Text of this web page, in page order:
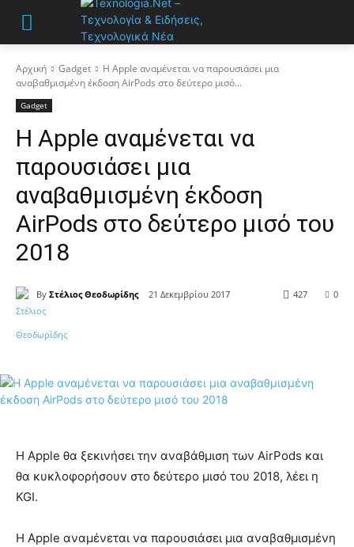
Αρχική Gadget
Η Apple αναμένεται να παρουσιάσει μια
αναβαθμισμένη έκδοση AirPods στο δεύτερο μισό...
Gadget
Η Apple αναμένεται να
παρουσιάσει μια
αναβαθμισμένη έκδοση
AirPods στο δεύτερο μισό του
2018
By Στέλιος Θεοδωρίδης 21 Δεκεμβρίου 2017 0
427
Η Apple θα ξεκινήσει την αναβάθμιση των AirPods και
θα κυκλοφορήσουν στο δεύτερο μισό του 2018, λέει η
KGI.
Η Apple αναμένεται να παρουσιάσει μια αναβαθμισμένη